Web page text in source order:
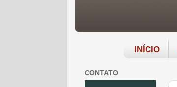
INÍCIO
CONTATO